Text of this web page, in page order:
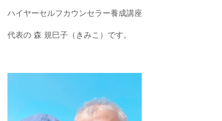
ハイヤーセルフカウンセラー養成講座
代表の 森 規巳子（きみこ）です。